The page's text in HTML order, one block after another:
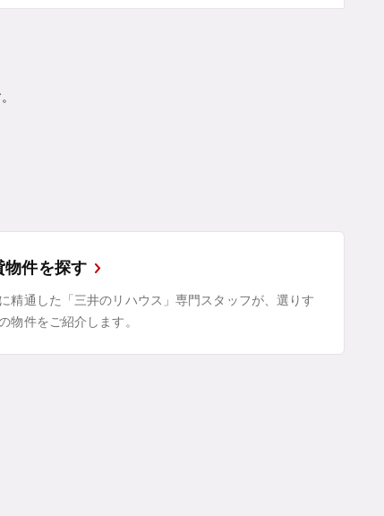
物件を探す
精通した「三井のリハウス」専門スタッフが、選りす
物件をご紹介します。